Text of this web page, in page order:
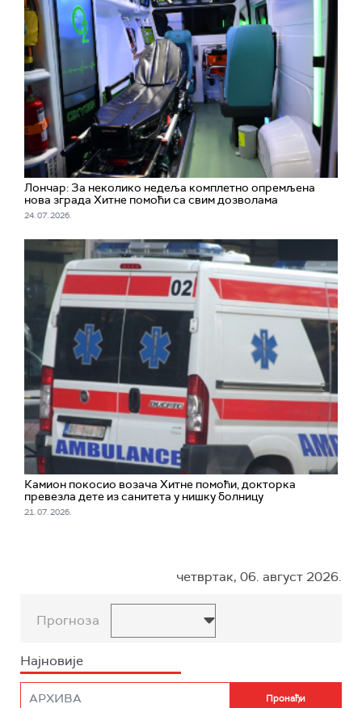
Лончар: За неколико недеља комплетно опремљена
нова зграда Хитне помоћи са свим дозволама
24. 07. 2026.
Камион покосио возача Хитне помоћи, докторка
превезла дете из санитета у нишку болницу
21. 07. 2026.
четвртак, 06. август 2026.
Прогноза
Најновије